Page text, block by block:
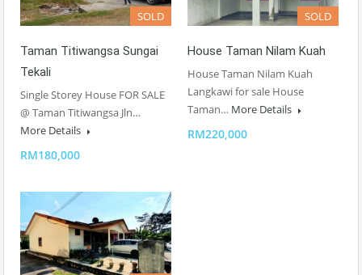
SOLD
Taman Titiwangsa Sungai
Tekali
Single Storey House FOR SALE
@ Taman Titiwangsa Jln…
More Details
RM180,000
SOLD
House Taman Nilam Kuah
House Taman Nilam Kuah
Langkawi for sale House
Taman… More Details
RM220,000